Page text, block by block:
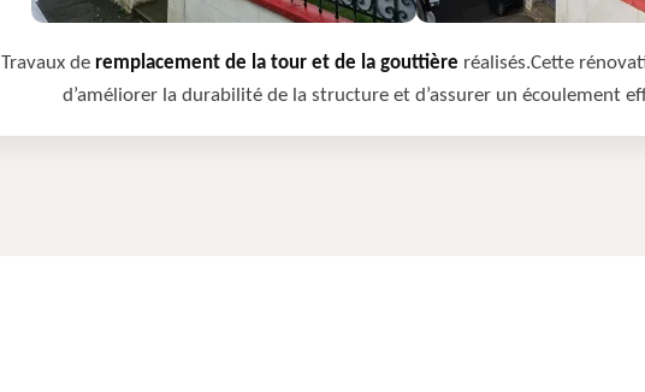
Travaux de remplacement de la tour et de la gouttière réalisés.Cette
d’améliorer la durabilité de la structure et d’assurer un écoulement